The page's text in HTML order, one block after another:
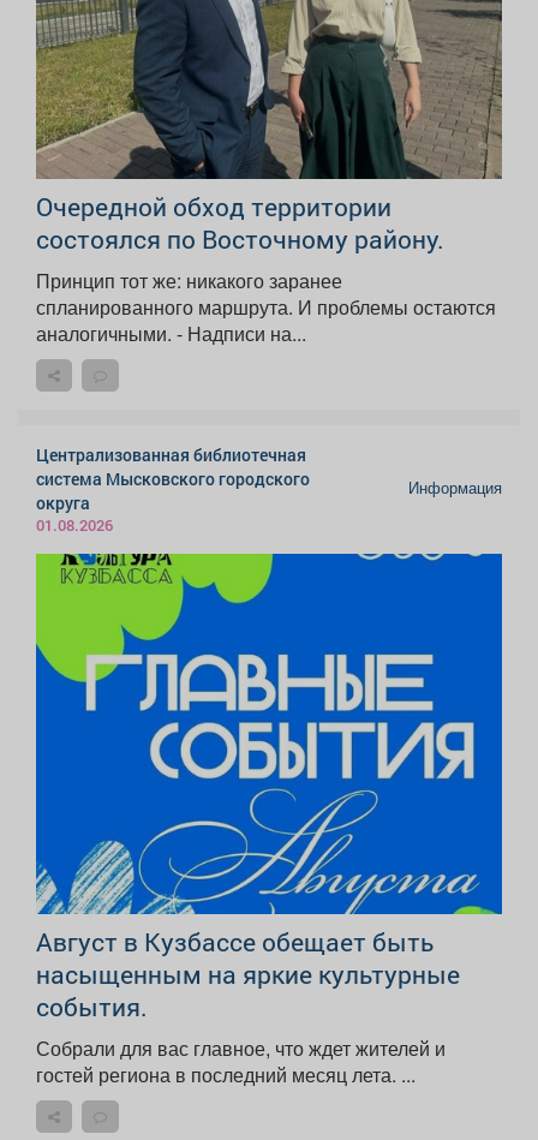
Очередной обход территории
состоялся по Восточному району.
Принцип тот же: никакого заранее
спланированного маршрута. И проблемы остаются
аналогичными. - Надписи на...
Централизованная библиотечная
система Мысковского городского
округа
01.08.2026
Информация
Август в Кузбассе обещает быть
насыщенным на яркие культурные
события.
Собрали для вас главное, что ждет жителей и
гостей региона в последний месяц лета. ...